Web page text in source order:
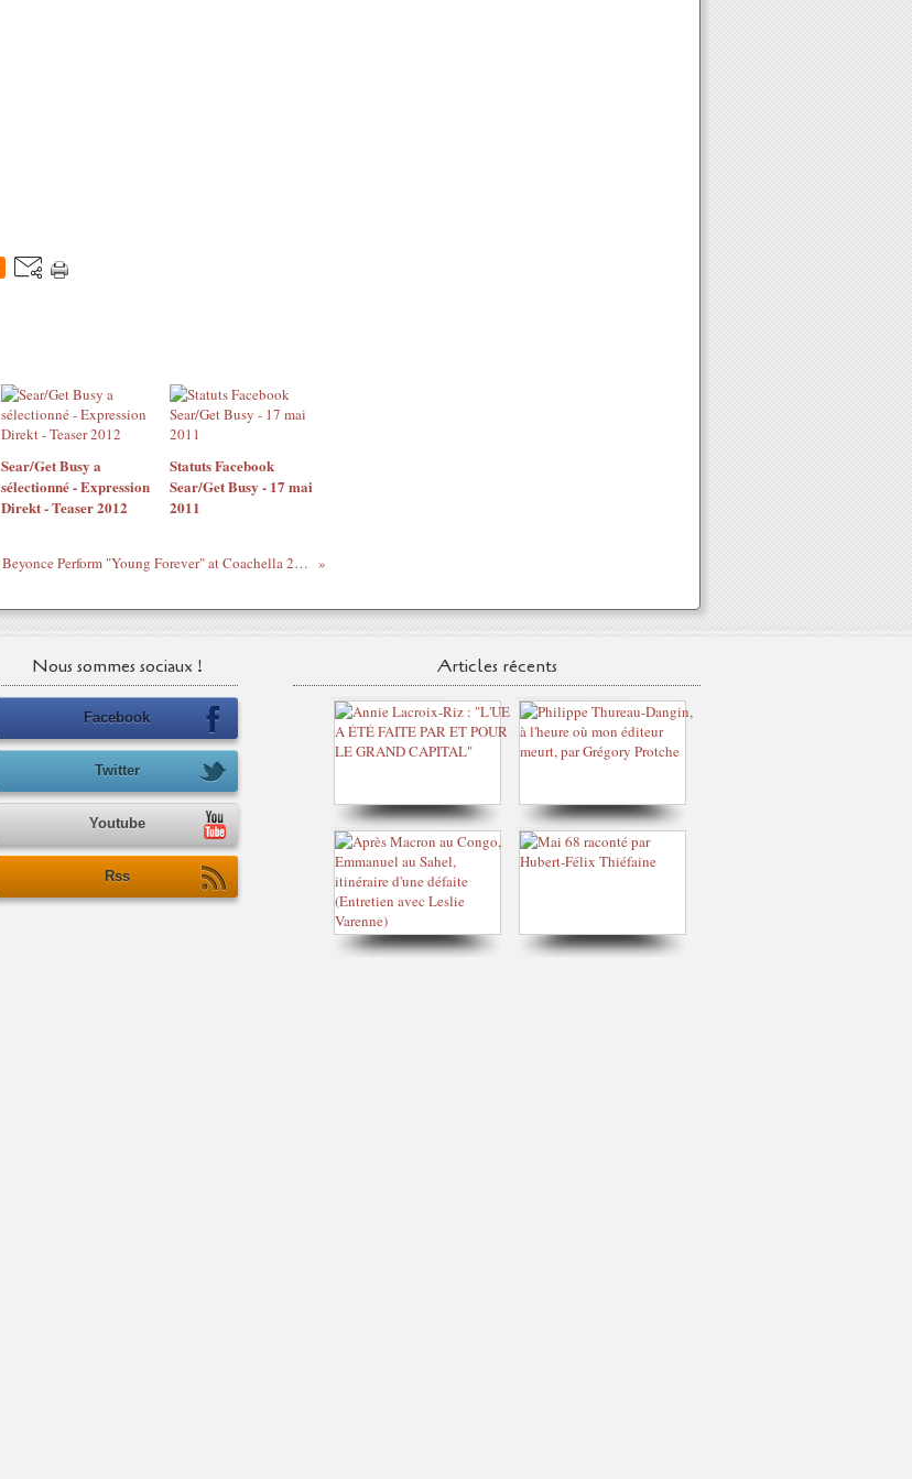
Sear/Get Busy a
sélectionné - Expression
Direkt - Teaser 2012
Statuts Facebook
Sear/Get Busy - 17 mai
2011
Jay-Z & Beyonce Perform "Young Forever" at Coachella 2010
Nous sommes sociaux !
Facebook
Twitter
Youtube
Rss
Articles récents